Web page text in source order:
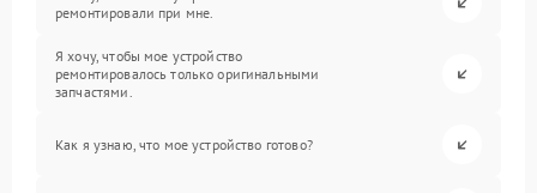
ремонтировали при мне.
Я хочу, чтобы мое устройство
ремонтировалось только оригинальными
запчастями.
Как я узнаю, что мое устройство готово?